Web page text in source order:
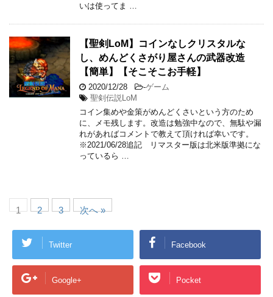
いは使ってま …
【聖剣LoM】コインなしクリスタルな
し、めんどくさがり屋さんの武器改造
【簡単】【そこそこお手軽】
2020/12/28 -ゲーム
聖剣伝説LoM
コイン集めや金策がめんどくさいという方のため
に、メモ残します。改造は勉強中なので、無駄や漏
れがあればコメントで教えて頂ければ幸いです。
※2021/06/28追記 リマスター版は北米版準拠にな
っているら …
1 2 3 次へ »
Twitter Facebook
Google+ Pocket